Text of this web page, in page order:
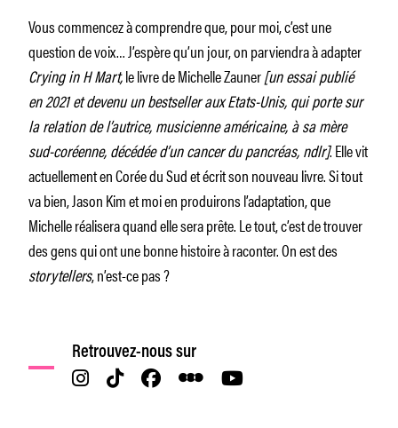
Vous commencez à comprendre que, pour moi, c’est une
question de voix… J’espère qu’un jour, on parviendra à adapter
Crying in H Mart,le livre de Michelle Zauner[un essai publié
en 2021 et devenu un bestseller aux Etats-Unis, qui porte sur
la relation de l’autrice, musicienne américaine, à sa mère
sud-coréenne, décédée d’un cancer du pancréas, ndlr]. Elle vit
actuellement en Corée du Sud et écrit son nouveau livre. Si tout
va bien, Jason Kim et moi en produirons l’adaptation, que
Michelle réalisera quand elle sera prête. Le tout, c’est de trouver
des gens qui ont une bonne histoire à raconter. On est des
storytellers, n’est-ce pas ?
Retrouvez-nous sur